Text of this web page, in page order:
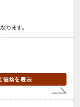
ります。
価格を表示